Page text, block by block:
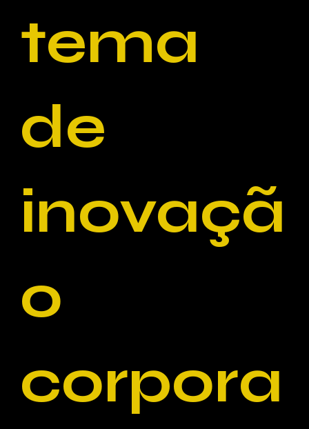
tema
de
inovaçã
o
corpora